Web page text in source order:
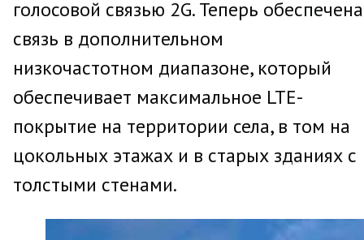
голосовой связью 2G. Теперь обеспечена
связь в дополнительном
низкочастотном диапазоне, который
обеспечивает максимальное LTE-
покрытие на территории села, в том на
цокольных этажах и в старых зданиях с
толстыми стенами.